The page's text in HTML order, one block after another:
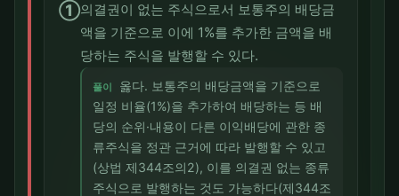
①의결권이 없는 주식으로서 보통주의 배당금
액을 기준으로 이에 1%를 추가한 금액을 배
당하는 주식을 발행할 수 있다.
풀이
옳다. 보통주의 배당금액을 기준으로
일정 비율(1%)을 추가하여 배당하는 등 배
당의 순위·내용이 다른 이익배당에 관한 종
류주식을 정관 근거에 따라 발행할 수 있고
(상법 제344조의2), 이를 의결권 없는 종류
주식으로 발행하는 것도 가능하다(제344조